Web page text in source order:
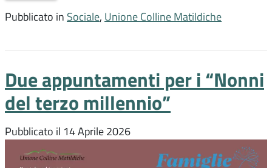
Pubblicato in Sociale, Unione Colline Matildiche
Due appuntamenti per i “Nonni
del terzo millennio”
Pubblicato il 14 Aprile 2026